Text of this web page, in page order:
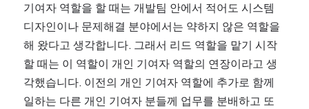
기여자 역할을 할 때는 개발팀 안에서 적어도 시스템
디자인이나 문제해결 분야에서는 약하지 않은 역할을
해 왔다고 생각합니다. 그래서 리드 역할을 맡기 시작
할 때는 이 역할이 개인 기여자 역할의 연장이라고 생
각했습니다. 이전의 개인 기여자 역할에 추가로 함께
일하는 다른 개인 기여자 분들께 업무를 분배하고 또